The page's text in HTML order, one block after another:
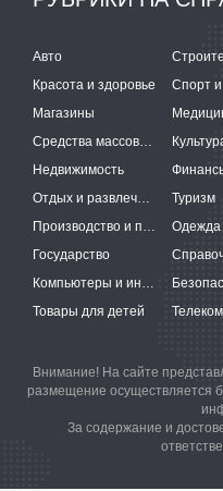
Авто
Красота и здоровье
Спорт
Магазины
Средства массовой информации
Недвижимость
Отдых и развлечения
Туризм
Производство и поставки
Одежда
Государство
Компьютеры и интернет
Товары для детей
Внимание! На сайте
размещение осуществляется
За содержание и